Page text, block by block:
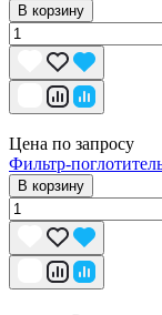
В корзину
Цена по запросу
Фильтр-
В корзину